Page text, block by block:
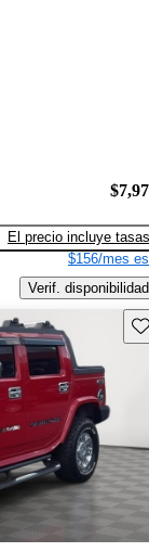
El precio incluye tasas
$156/mes
Verif. disponibilidad